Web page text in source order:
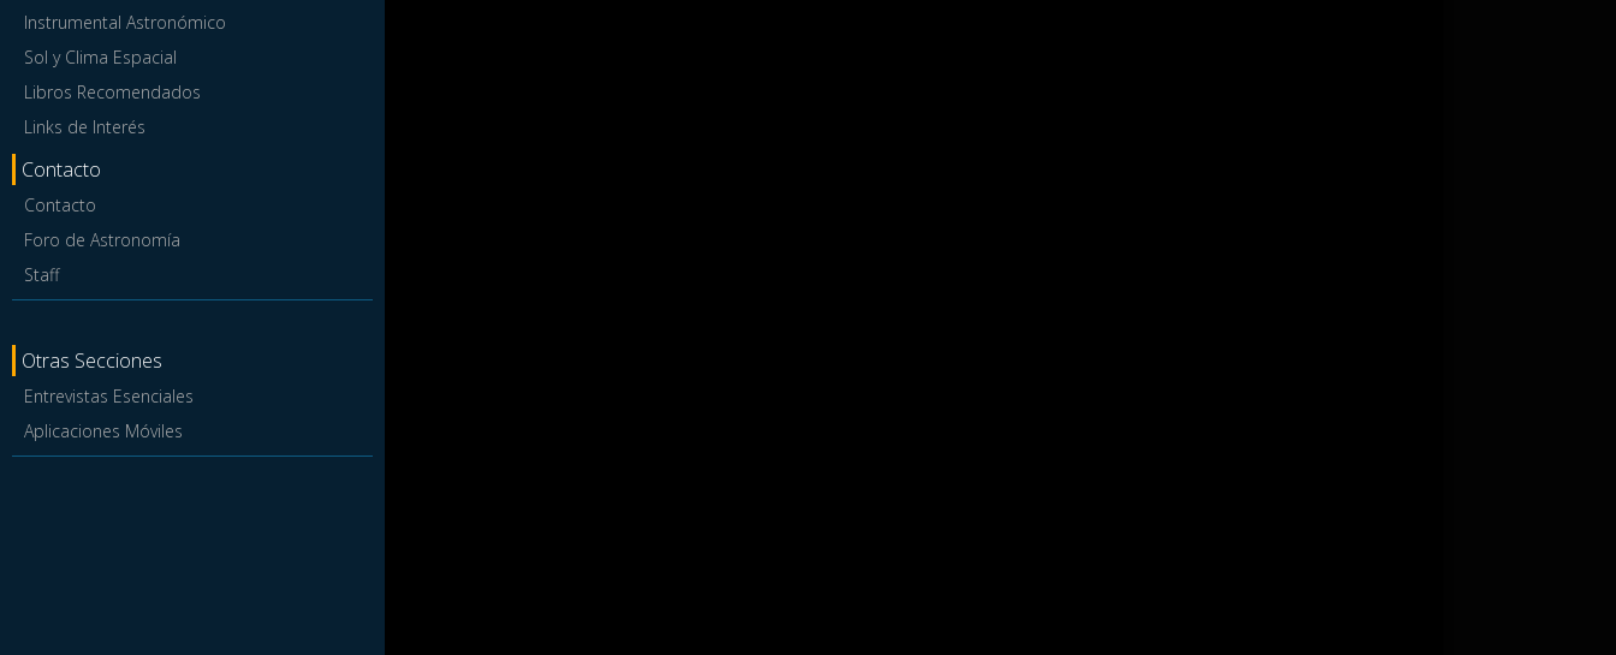
Instrumental Astronómico
Sol y Clima Espacial
Libros Recomendados
Links de Interés
Contacto
Contacto
Foro de Astronomía
Staff
Otras Secciones
Entrevistas Esenciales
Aplicaciones Móviles